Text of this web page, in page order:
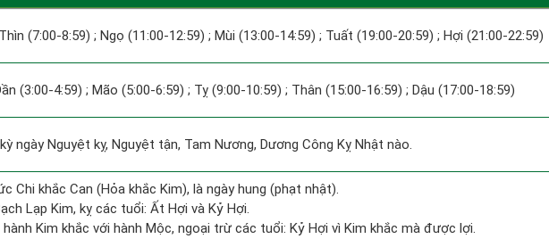
(7:00-8:59) ; Ngọ (11:00-12:59) ; Mùi (13:00-14:59) ; Tuất (19:00-20:59) ; Hợi (21:00-22:59)
(3:00-4:59) ; Mão (5:00-6:59) ; Tỵ (9:00-10:59) ; Thân (15:00-16:59) ; Dậu (17:00-18:59)
ngày Nguyệt kỵ, Nguyệt tận, Tam Nương, Dương Công Kỵ Nhật nào.
Chi khắc Can (Hỏa khắc Kim), là ngày hung (phạt nhật).
Lạp Kim, kỵ các tuổi: Ất Hợi và Kỷ Hợi.
Kim khắc với hành Mộc, ngoại trừ các tuổi: Kỷ Hợi vì Kim khắc mà được lợi.